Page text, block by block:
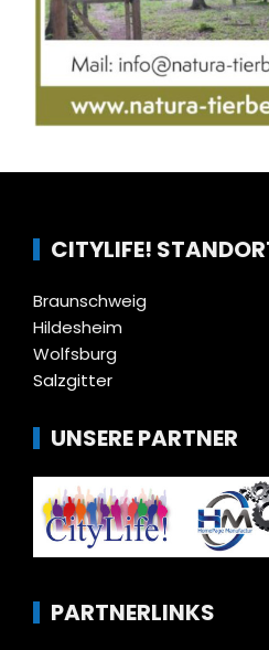
CITYLIFE!
Braunschweig
Hildesheim
Wolfsburg
Salzgitter
UNSERE PARTNER
PARTNERLINKS